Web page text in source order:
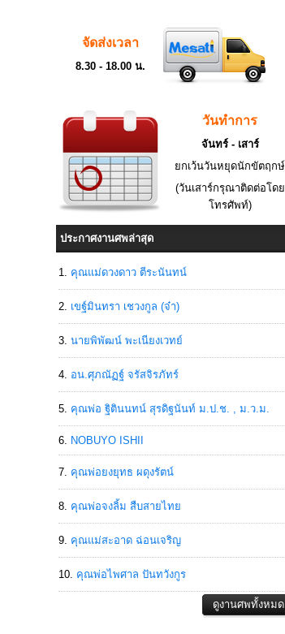
จัดส่งเวลา
8.30 - 18.00 น.
วันทำการ
จันทร์ - เสาร์
ยกเว้นวันหยุดนักขัตฤกษ์
(วันเสาร์กรุณาติดต่อโดย
โทรศัพท์)
ประกาศงานศพล่าสุด
คุณแม่ดวงดาว ตีระนันทน์
เขฐ์มินทรา เชวงกูล (จ๋า)
นายพิพัฒน์ พะเนียงเวทย์
อน.ศุภณัฏฐ์ จรัสจิรภัทร์
คุณพ่อ ฐิตินนทน์ สุรดิฐนันท์ ม.ป.ช. , ม.ว.ม.
NOBUYO ISHII
คุณพ่อยงยุทธ ผดุงรัตน์
คุณพ่อจงลิ้ม สืบสายไทย
คุณแม่สะอาด ฉ่อนเจริญ
คุณพ่อไพศาล ปันทวังกูร